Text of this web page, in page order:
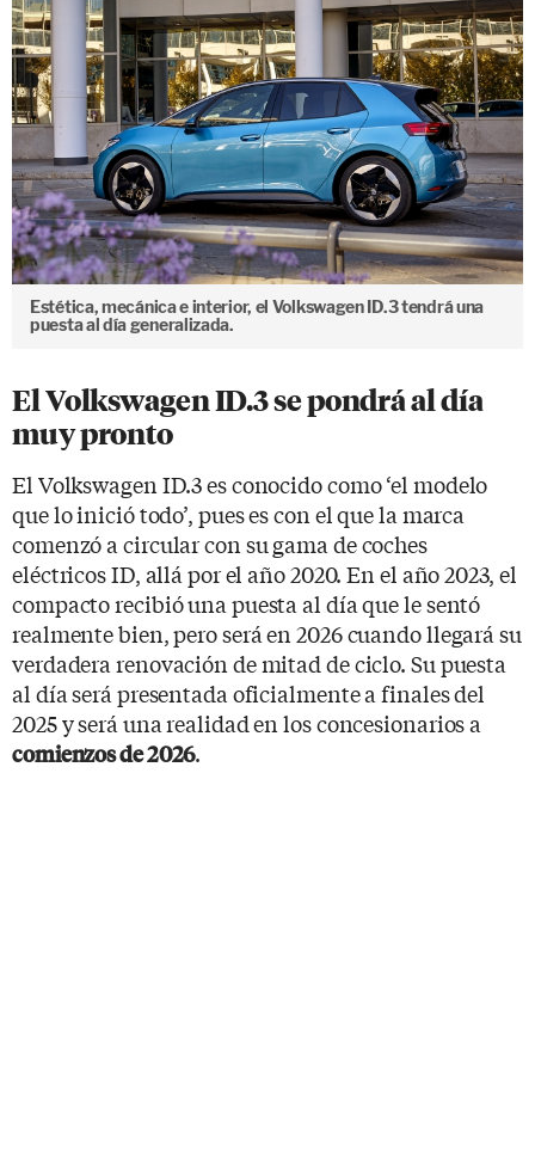
Estética, mecánica e interior, el Volkswagen ID.3 tendrá una
puesta al día generalizada.
El Volkswagen ID.3 se pondrá al día
muy pronto
El Volkswagen ID.3 es conocido como ‘el modelo
que lo inició todo’, pues es con el que la marca
comenzó a circular con su gama de coches
eléctricos ID, allá por el año 2020. En el año 2023, el
compacto recibió una puesta al día que le sentó
realmente bien, pero será en 2026 cuando llegará su
verdadera renovación de mitad de ciclo. Su puesta
al día será presentada oficialmente a finales del
2025 y será una realidad en los concesionarios a
comienzos de 2026.